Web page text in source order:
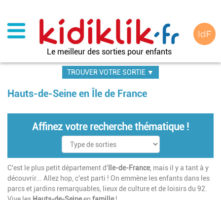
contenu
principal
Le meilleur des sorties pour enfants
TROUVER VOTRE SORTIE ▼
Hauts-de-Seine en Île de France
Affinez votre recherche thématique !
C'est le plus petit département d' Ile-de-France, mais il y a tant à y
découvrir... Allez hop, c'est parti ! On emmène les enfants dans les
parcs et jardins remarquables, lieux de culture et de loisirs du 92.